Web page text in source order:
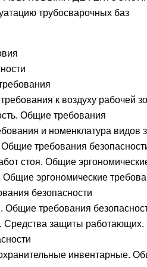
трубосварочных баз
к воздуху рабочей
Общие требования
и номенклатура видов
требования
стоя. Общие
эргономические
безопасности
Общие требования
Средства защиты
инвентарные.